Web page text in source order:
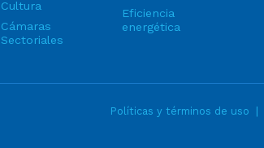
Cultura
Cámaras
Sectoriales
Eficiencia
energética
Políticas y términos de uso